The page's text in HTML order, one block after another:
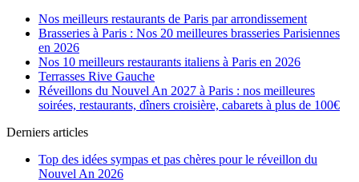
Nos meilleurs restaurants de Paris par arrondissement
Brasseries à Paris : Nos 20 meilleures brasseries Parisiennes
en 2026
Nos 10 meilleurs restaurants italiens à Paris en 2026
Terrasses Rive Gauche
Réveillons du Nouvel An 2027 à Paris : nos meilleures
soirées, restaurants, dîners croisière, cabarets à plus de 100€
Derniers articles
Top des idées sympas et pas chères pour le réveillon du
Nouvel An 2026